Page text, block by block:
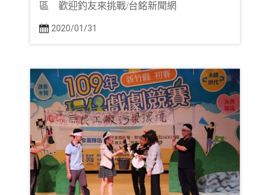
區 歡迎釣友來挑戰/台銘新聞網
2020/01/31